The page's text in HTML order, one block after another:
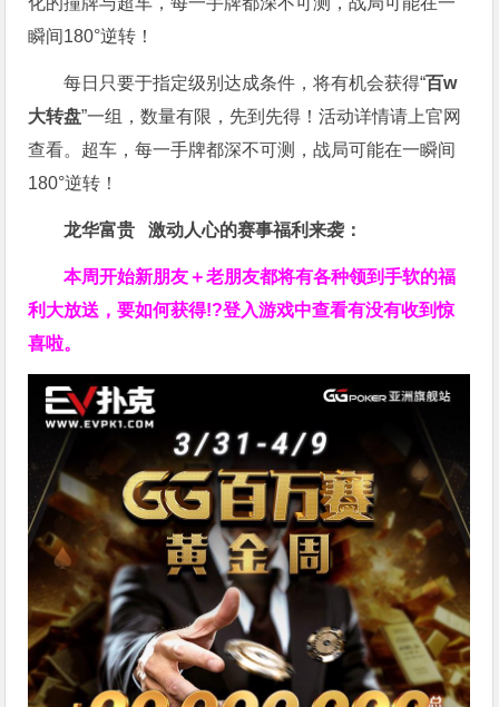
瞬间180°逆转！
每日只要于指定级别达成条件，将有机会获得“百w
大转盘”一组，数量有限，先到先得！活动详情请上官网
查看。 超车，每一手牌都深不可测，战局可能在一瞬间
180°逆转！
龙华富贵 激动人心的赛事福利来袭：
本周开始新朋友＋老朋友都将有各种领到手软的福
利大放送，要如何获得!?登入游戏中查看有没有收到惊
喜啦。